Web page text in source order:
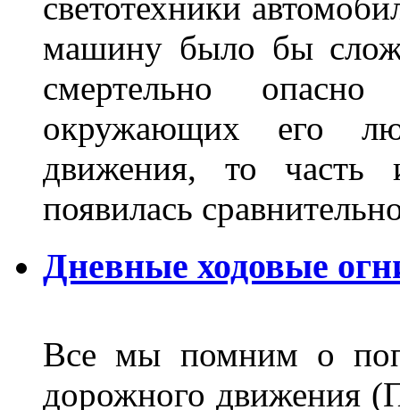
машину было бы
смертельно
окружающих его
движения, то часть
появилась
Дневные ходовые
Все мы помним о
дорожного движения